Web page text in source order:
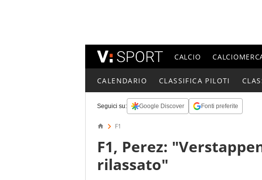
CALCIO
CALENDARIO CLASSIFICA PILOTI
Seguici su: Google Discover Fonti preferite
F1
F1, Perez:
rilassato"